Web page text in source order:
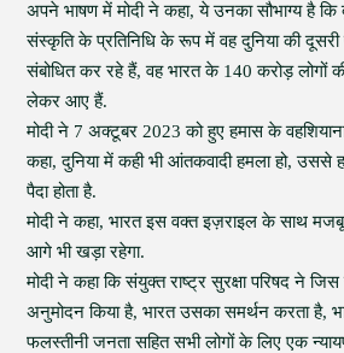
अपने भाषण में मोदी ने कहा, ये उनका सौभाग्य है कि
संस्कृति के प्रतिनिधि के रूप में वह दुनिया की दूसरी
संबोधित कर रहे हैं, वह भारत के 140 करोड़ लोगों
लेकर आए हैं.
मोदी ने 7 अक्टूबर 2023 को हुए हमास के
कहा, दुनिया में कही भी आंतकवादी हमला हो, उससे
पैदा होता है.
मोदी ने कहा, भारत इस वक्त इज़राइल के साथ
आगे भी खड़ा रहेगा.
मोदी ने कहा कि संयुक्त राष्ट्र सुरक्षा परिषद ने
अनुमोदन किया है, भारत उसका समर्थन करता है,
फलस्तीनी जनता सहित सभी लोगों के लिए एक